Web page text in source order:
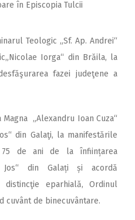
în Episcopia Tulcii
Teologic „Sf. Ap. Andrei“
Iorga“ din Brăila, la
fazei judeţene a
„Alexandru Ioan Cuza“
din Galaţi, la manifestările
de ani de la înființarea
Jos“ din Galați și acordă
eparhială, Ordinul
cuvânt de binecuvântare.